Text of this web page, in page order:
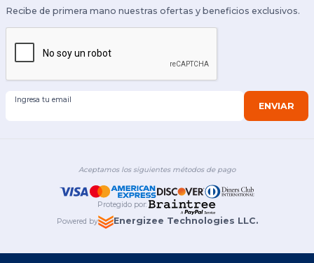
Recibe de primera mano nuestras ofertas y beneficios exclusivos.
Ingresa tu email
ENVIAR
Aceptamos los siguientes métodos de pago
Protegido por:
Powered by
Energizee Technologies LLC.